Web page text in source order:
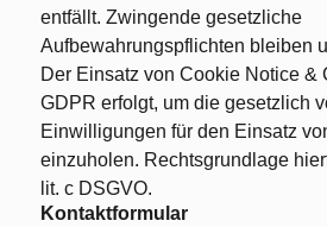
entfällt. Zwingende gesetzliche
Aufbewahrungspflichten bleiben
Der Einsatz von Cookie Notice &
GDPR erfolgt, um die gesetzlich
Einwilligungen für den Einsatz
einzuholen. Rechtsgrundlage
lit. c DSGVO.
Kontaktformular